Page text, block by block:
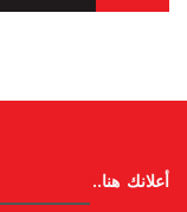
أعلانك هنا..